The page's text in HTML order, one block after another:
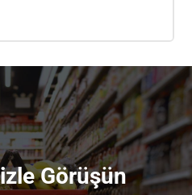
Görüşün